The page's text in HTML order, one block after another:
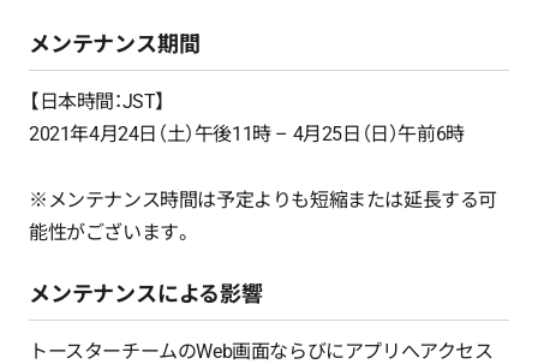
メンテナンス期間
【日本時間：JST】
2021年4月24日（土）午後11時 – 4月25日（日）午前6時
※メンテナンス時間は予定よりも短縮または延長する可
能性がございます。
メンテナンスによる影響
トースターチームのWeb画面ならびにアプリへアクセス